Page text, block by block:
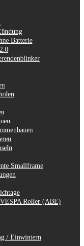
Batterie
Smallframe
Roller (ABE)
/ Einwintern